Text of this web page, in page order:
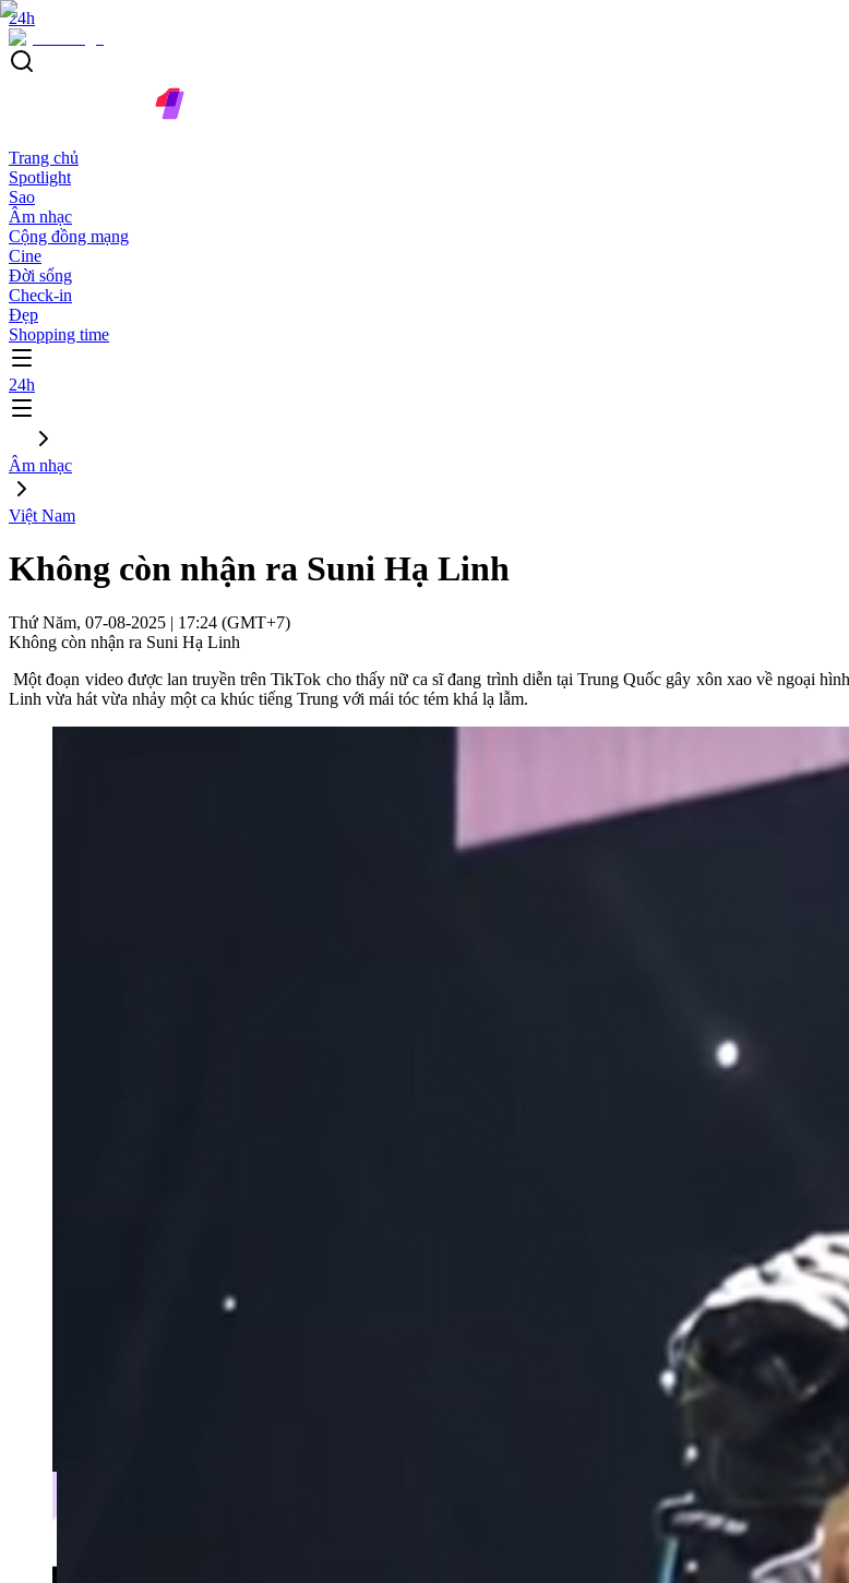
24h
Trang chủ
Spotlight
Sao
Âm nhạc
Cộng đồng mạng
Cine
Đời sống
Check-in
Đẹp
Shopping time
24h
Âm nhạc
Việt Nam
Không còn nhận ra Suni Hạ Linh
Thứ Năm, 07-08-2025 | 17:24 (GMT+7)
Không còn nhận ra Suni Hạ Linh
Một đoạn video được lan truyền trên TikTok cho thấy nữ ca sĩ đang trình diễn tại Trung Quốc gây xôn xao về ngoại
Linh vừa hát vừa nhảy một ca khúc tiếng Trung với mái tóc tém khá lạ lẫm.